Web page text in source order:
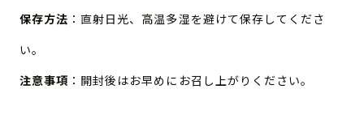
保存方法 ：直射日光、高温多湿を避けて保存してくださ
い。
注意事項 ：開封後はお早めにお召し上がりください。